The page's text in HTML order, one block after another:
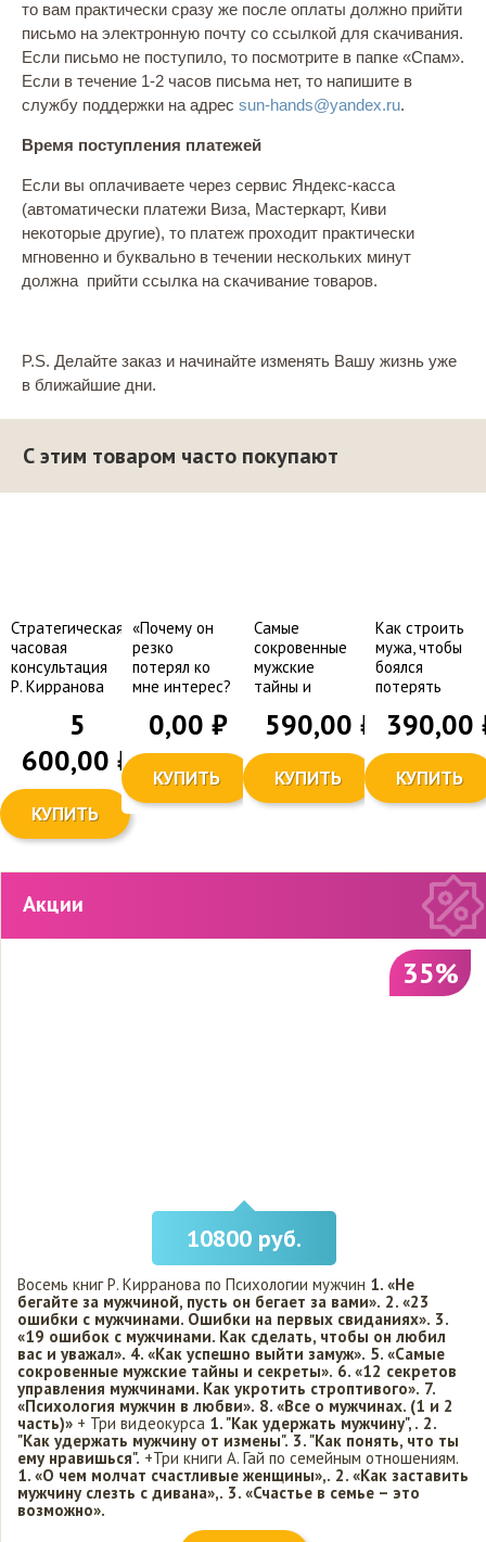
то вам практически сразу же после оплаты должно прийти
письмо на электронную почту со ссылкой для скачивания.
Если письмо не поступило, то посмотрите в папке «Спам».
Если в течение 1-2 часов письма нет, то напишите в
службу поддержки на адрес sun-hands@yandex.ru.
Время поступления платежей
Если вы оплачиваете через сервис Яндекс-касса
(автоматически платежи Виза, Мастеркарт, Киви
некоторые другие), то платеж проходит практически
мгновенно и буквально в течении нескольких минут
должна прийти ссылка на скачивание товаров.
P.S. Делайте заказ и начинайте изменять Вашу жизнь уже
в ближайшие дни.
С этим товаром часто покупают
Стратегическая
часовая
консультация
Р. Кирранова
5
600,00 ₽
КУПИТЬ
«Почему он
резко
потерял ко
мне интерес?
было
хорошо!!»
0,00 ₽
КУПИТЬ
Самые
сокровенные
мужские
тайны и
590,00 ₽
КУПИТЬ
Как строить
мужа, чтобы
боялся
потерять
390,00
КУПИТЬ
Акции
35%
10800 руб.
Восемь книг Р. Кирранова по Психологии мужчин 1. «Не
бегайте за мужчиной, пусть он бегает за вами». 2. «23
ошибки с мужчинами. Ошибки на первых свиданиях». 3.
«19 ошибок с мужчинами. Как сделать, чтобы он любил
вас и уважал». 4. «Как успешно выйти замуж». 5. «Самые
сокровенные мужские тайны и секреты». 6. «12 секретов
управления мужчинами. Как укротить строптивого». 7.
«Психология мужчин в любви». 8. «Все о мужчинах. (1 и 2
часть)» + Три видеокурса 1. "Как удержать мужчину", . 2.
"Как удержать мужчину от измены". 3. "Как понять, что ты
ему нравишься". +Три книги А. Гай по семейным отношениям.
1. «О чем молчат счастливые женщины»,. 2. «Как заставить
мужчину слезть с дивана»,. 3. «Счастье в семье – это
возможно».